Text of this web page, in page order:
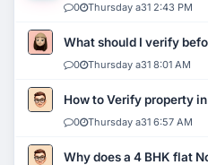
0 Thursday a31 2:43 PM
What should I verify
0 Thursday a31 8:01 AM
How to Verify property
0 Thursday a31 6:57 AM
Why does a 4 BHK flat